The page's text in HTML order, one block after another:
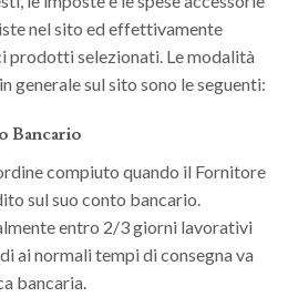
nel sito ed effettivamente
prodotti selezionati. Le modalità
generale sul sito sono le seguenti:
Bancario
compiuto quando il Fornitore
sul suo conto bancario.
entro 2/3 giorni lavorativi
ai normali tempi di consegna va
bancaria.